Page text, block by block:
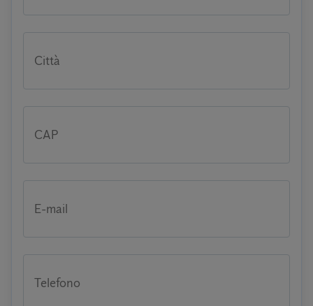
Città
CAP
E-mail
Telefono